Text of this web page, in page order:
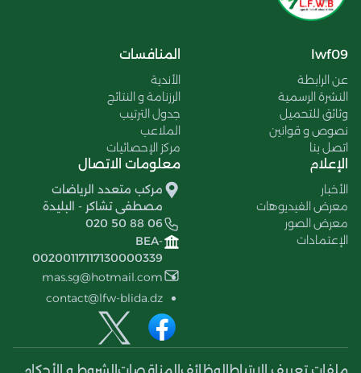
lwf09
عن الرابطة
النشرة الرسمية
وثائق للتحميل
نصوص و قوانين
اتصل بنا
المنافسات
الأندية
الرزنامة و النتائج
جدول الترتيب
الملاعب
مركز الإحصائيات
الإعلام
الأخبار
معرض الفيديوهات
معرض الصور
الإعتمادات
معلومات الاتصال
مركب متعدد الرياضات
مصطفى تشاكر - البليدة
020 50 88 06
BEA-
00200117117130000339
mas.sg@hotmail.com
contact@lfw-blida.dz